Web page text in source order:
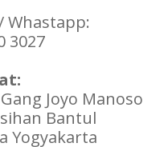
Whastapp:
3027
Joyo Manoso
Bantul
Yogyakarta